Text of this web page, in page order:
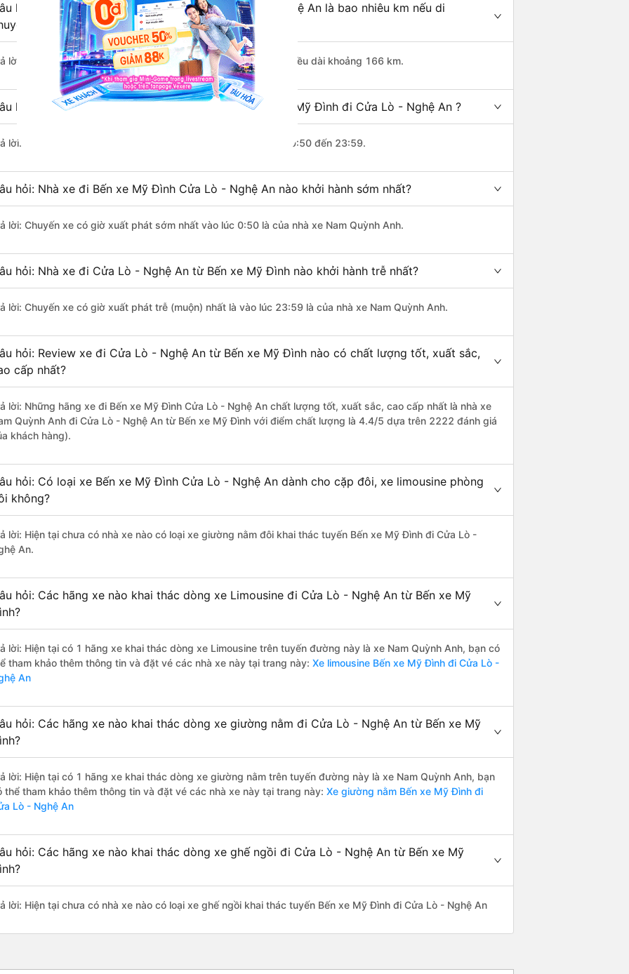
hỏi: Khoảng cách từ Bến xe Mỹ Đình đi Cửa Lò - Nghệ An là bao nhiêu km nếu di
bằng xe khách?
lời: Đoạn đường đi Cửa Lò - Nghệ An từ Bến xe Mỹ Đình có chiều dài khoảng 166 km.
hỏi: Mỗi ngày có bao nhiêu chuyến xe khách Bến xe Mỹ Đình đi Cửa Lò - Nghệ An ?
lời: Trung bình mỗi ngày có khoảng 13 chuyến xe bắt đầu từ 0:50 đến 23:59.
hỏi: Nhà xe đi Bến xe Mỹ Đình Cửa Lò - Nghệ An nào khởi hành sớm nhất?
lời: Chuyến xe có giờ xuất phát sớm nhất vào lúc 0:50 là của nhà xe Nam Quỳnh Anh.
hỏi: Nhà xe đi Cửa Lò - Nghệ An từ Bến xe Mỹ Đình nào khởi hành trễ nhất?
lời: Chuyến xe có giờ xuất phát trễ (muộn) nhất là vào lúc 23:59 là của nhà xe Nam Quỳnh Anh.
hỏi: Review xe đi Cửa Lò - Nghệ An từ Bến xe Mỹ Đình nào có chất lượng tốt, xuất sắc,
cấp nhất?
lời: Những hãng xe đi Bến xe Mỹ Đình Cửa Lò - Nghệ An chất lượng tốt, xuất sắc, cao cấp nhất là nhà xe
Quỳnh Anh đi Cửa Lò - Nghệ An từ Bến xe Mỹ Đình với điểm chất lượng là 4.4/5 dựa trên 2222 đánh giá
khách hàng).
hỏi: Có loại xe Bến xe Mỹ Đình Cửa Lò - Nghệ An dành cho cặp đôi, xe limousine phòng
không?
lời: Hiện tại chưa có nhà xe nào có loại xe giường nằm đôi khai thác tuyến Bến xe Mỹ Đình đi Cửa Lò -
An.
hỏi: Các hãng xe nào khai thác dòng xe Limousine đi Cửa Lò - Nghệ An từ Bến xe Mỹ
lời: Hiện tại có 1 hãng xe khai thác dòng xe Limousine trên tuyến đường này là xe Nam Quỳnh Anh, bạn có
tham khảo thêm thông tin và đặt vé các nhà xe này tại trang này: Xe limousine Bến xe Mỹ Đình đi Cửa Lò -
An
hỏi: Các hãng xe nào khai thác dòng xe giường nằm đi Cửa Lò - Nghệ An từ Bến xe Mỹ
lời: Hiện tại có 1 hãng xe khai thác dòng xe giường nằm trên tuyến đường này là xe Nam Quỳnh Anh, bạn
thể tham khảo thêm thông tin và đặt vé các nhà xe này tại trang này: Xe giường nằm Bến xe Mỹ Đình đi
Lò - Nghệ An
hỏi: Các hãng xe nào khai thác dòng xe ghế ngồi đi Cửa Lò - Nghệ An từ Bến xe Mỹ
lời: Hiện tại chưa có nhà xe nào có loại xe ghế ngồi khai thác tuyến Bến xe Mỹ Đình đi Cửa Lò - Nghệ An